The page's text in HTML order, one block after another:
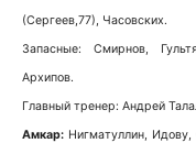
(Сергеев,77), Часовских.
Запасные: Смирнов,
Архипов.
Главный тренер: Андрей
Амкар: Нигматуллин,